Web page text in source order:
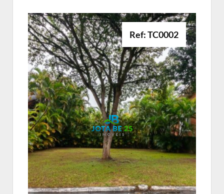
Ref: TC0002